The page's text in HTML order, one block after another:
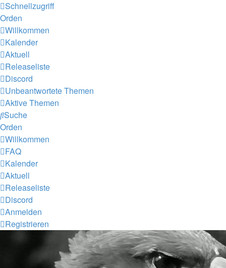
Schnellzugriff
Orden
Willkommen
Kalender
Aktuell
Releaseliste
Discord
Unbeantwortete Themen
Aktive Themen
Suche
Orden
Willkommen
FAQ
Kalender
Aktuell
Releaseliste
Discord
Anmelden
Registrieren